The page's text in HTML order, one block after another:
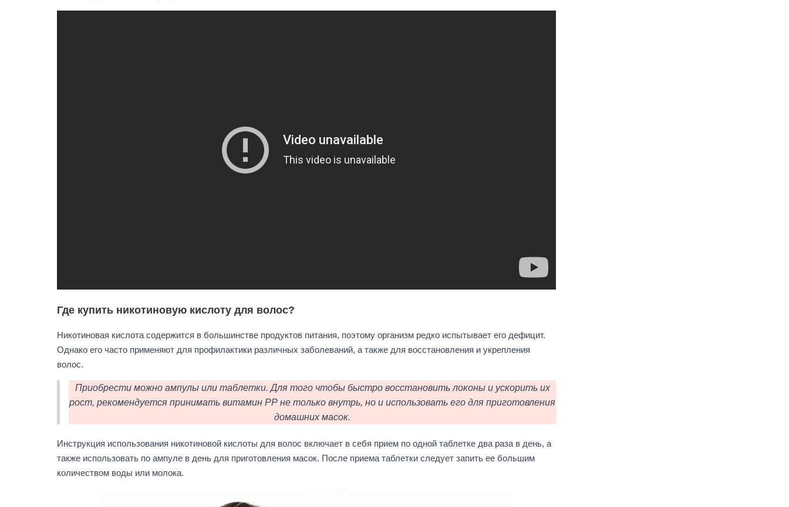
Где купить никотиновую кислоту для волос?
Никотиновая кислота содержится в большинстве продуктов питания, поэтому организм редко испытывает его дефицит.
Однако его часто применяют для профилактики различных заболеваний, а также для восстановления и укрепления
волос.
Приобрести можно ампулы или таблетки. Для того чтобы быстро восстановить локоны и ускорить их
рост, рекомендуется принимать витамин РР не только внутрь, но и использовать его для приготовления
домашних масок.
Инструкция использования никотиновой кислоты для волос включает в себя прием по одной таблетке два раза в день, а
также использовать по ампуле в день для приготовления масок. После приема таблетки следует запить ее большим
количеством воды или молока.